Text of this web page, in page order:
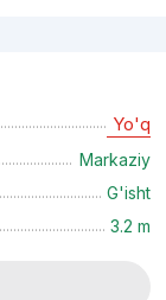
Yo'q
Markaziy
G'isht
3.2 m